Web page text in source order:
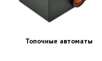
Топочные автоматы